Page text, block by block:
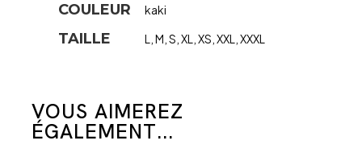
COULEUR kaki
TAILLE L M S XL XS XXL XXXL
VOUS AIMEREZ
ÉGALEMENT...